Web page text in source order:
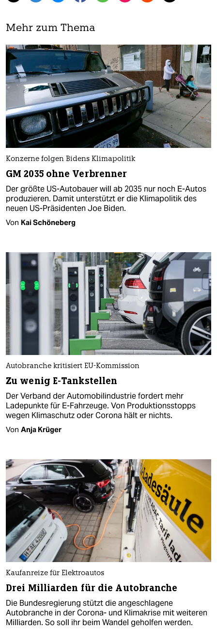
Mehr zum Thema
Konzerne folgen Bidens Klimapolitik
GM 2035 ohne Verbrenner
Der größte US-Autobauer will ab 2035 nur noch E-Autos
produzieren. Damit unterstützt er die Klimapolitik des
neuen US-Präsidenten Joe Biden.
Von Kai Schöneberg
Autobranche kritisiert EU-Kommission
Zu wenig E-Tankstellen
Der Verband der Automobilindustrie fordert mehr
Ladepunkte für E-Fahrzeuge. Von Produktionsstopps
wegen Klimaschutz oder Corona hält er nichts.
Von Anja Krüger
Kaufanreize für Elektroautos
Drei Milliarden für die Autobranche
Die Bundesregierung stützt die angeschlagene
Autobranche in der Corona- und Klimakrise mit weiteren
Milliarden. So soll ihr beim Wandel geholfen werden.